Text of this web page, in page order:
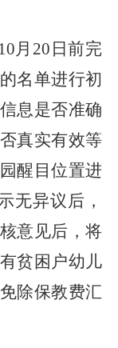
月20日前完
名单进行初
息是否准确
真实有效等
醒目位置进
无异议后，
意见后，将
贫困户幼儿
除保教费汇